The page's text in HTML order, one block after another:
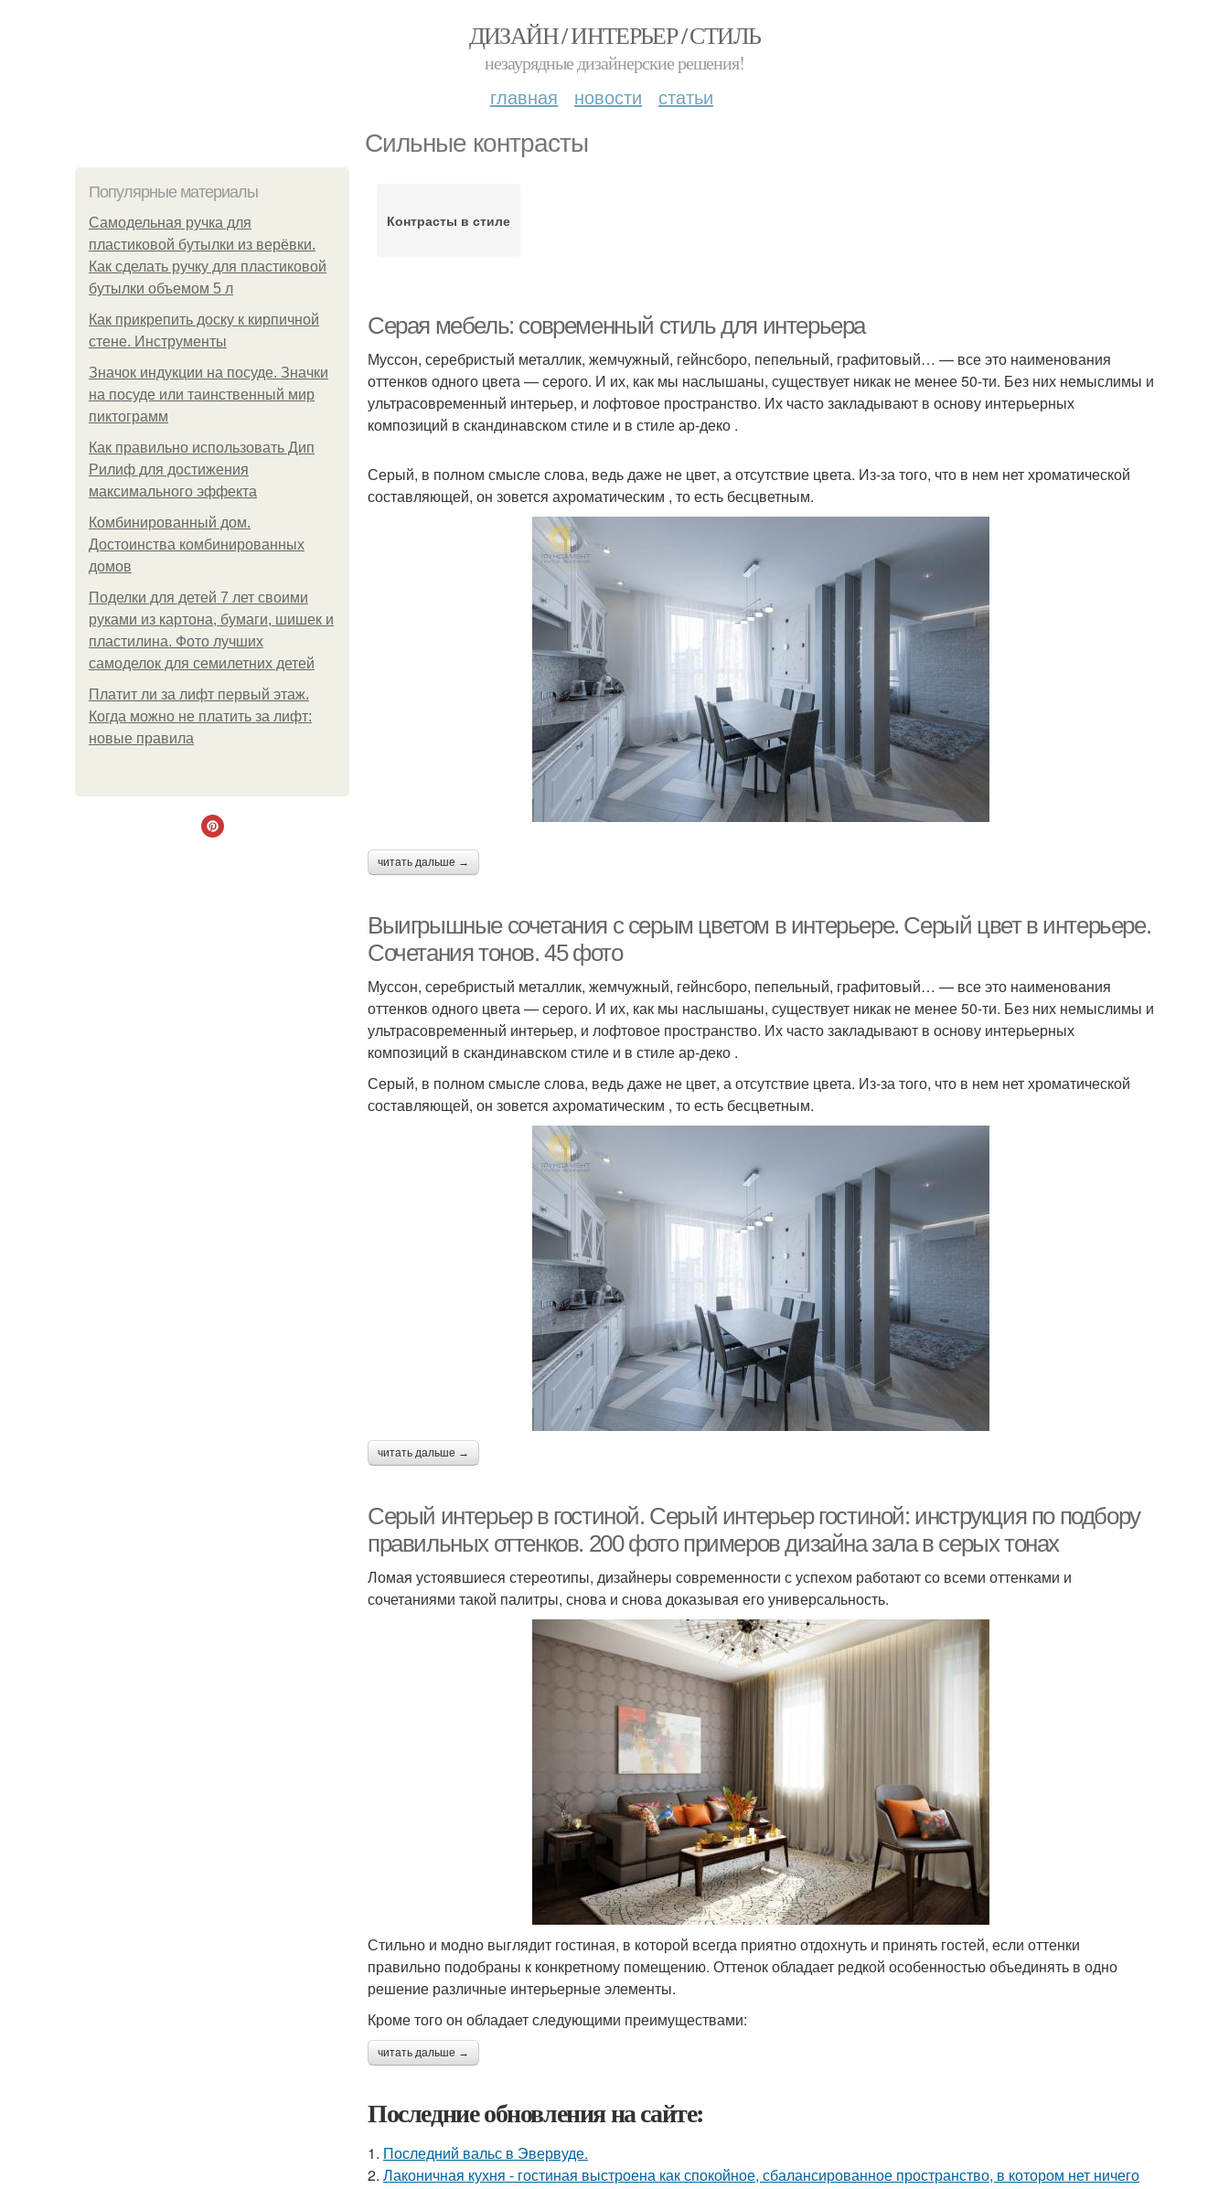
ДИЗАЙН / ИНТЕРЬЕР / СТИЛЬ
незаурядные дизайнерские решения!
главная новости статьи
Сильные контрасты
Популярные материалы
Самодельная ручка для
пластиковой бутылки из верёвки.
Как сделать ручку для пластиковой
бутылки объемом 5 л
Как прикрепить доску к кирпичной
стене. Инструменты
Значок индукции на посуде. Значки
на посуде или таинственный мир
пиктограмм
Как правильно использовать Дип
Рилиф для достижения
максимального эффекта
Комбинированный дом.
Достоинства комбинированных
домов
Поделки для детей 7 лет своими
руками из картона, бумаги, шишек и
пластилина. Фото лучших
самоделок для семилетних детей
Платит ли за лифт первый этаж.
Когда можно не платить за лифт:
новые правила
Контрасты в стиле
Серая мебель: современный стиль для интерьера
Муссон, серебристый металлик, жемчужный, гейнсборо, пепельный, графитовый… — все это наименования
оттенков одного цвета — серого. И их, как мы наслышаны, существует никак не менее 50-ти. Без них немыслимы и
ультрасовременный интерьер, и лофтовое пространство. Их часто закладывают в основу интерьерных
композиций в скандинавском стиле и в стиле ар-деко .
Серый, в полном смысле слова, ведь даже не цвет, а отсутствие цвета. Из-за того, что в нем нет хроматической
составляющей, он зовется ахроматическим , то есть бесцветным.
читать дальше →
Выигрышные сочетания с серым цветом в интерьере. Серый цвет в интерьере.
Сочетания тонов. 45 фото
Муссон, серебристый металлик, жемчужный, гейнсборо, пепельный, графитовый… — все это наименования
оттенков одного цвета — серого. И их, как мы наслышаны, существует никак не менее 50-ти. Без них немыслимы и
ультрасовременный интерьер, и лофтовое пространство. Их часто закладывают в основу интерьерных
композиций в скандинавском стиле и в стиле ар-деко .
Серый, в полном смысле слова, ведь даже не цвет, а отсутствие цвета. Из-за того, что в нем нет хроматической
составляющей, он зовется ахроматическим , то есть бесцветным.
читать дальше →
Серый интерьер в гостиной. Серый интерьер гостиной: инструкция по подбору
правильных оттенков. 200 фото примеров дизайна зала в серых тонах
Ломая устоявшиеся стереотипы, дизайнеры современности с успехом работают со всеми оттенками и
сочетаниями такой палитры, снова и снова доказывая его универсальность.
Стильно и модно выглядит гостиная, в которой всегда приятно отдохнуть и принять гостей, если оттенки
правильно подобраны к конкретному помещению. Оттенок обладает редкой особенностью объединять в одно
решение различные интерьерные элементы.
Кроме того он обладает следующими преимуществами:
читать дальше →
Последние обновления на сайте:
1. Последний вальс в Эвервуде.
2. Лаконичная кухня - гостиная выстроена как спокойное, сбалансированное пространство, в котором нет ничего